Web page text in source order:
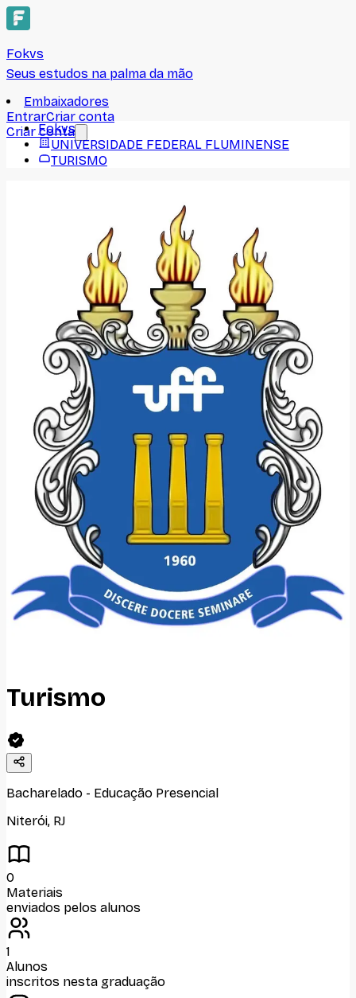
Fokvs
Seus estudos na palma da mão
Embaixadores
EntrarCriar conta
Criar conta
Fokvs
UNIVERSIDADE FEDERAL FLUMINENSE
TURISMO
Turismo
Bacharelado - Educação Presencial
Niterói, RJ
0
Materiais
enviados pelos alunos
1
Alunos
inscritos nesta graduação